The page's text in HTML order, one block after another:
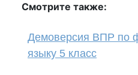
Смотрите также:
Демоверсия ВПР по
языку 5 класс